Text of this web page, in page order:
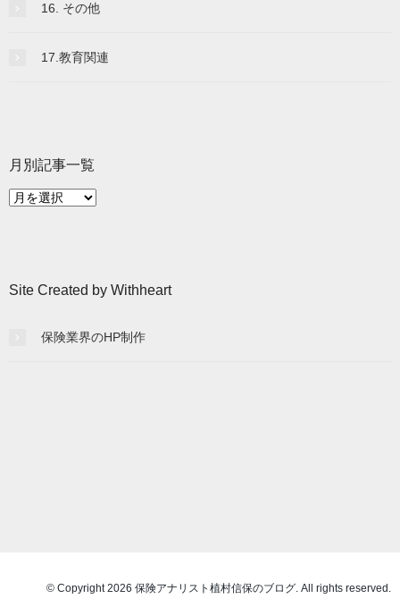
16. その他
17.教育関連
月別記事一覧
月
覧
Site Created by Withheart
保険業界のHP制作
© Copyright 2026 保険アナリスト植村信保のブログ. All rights reserved.